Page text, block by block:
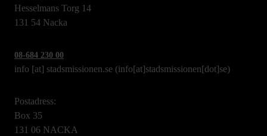
Hesselmans Torg 14
131 54 Nacka
08-684 230 00
info [at] stadsmissionen.se (info[at]stadsmissionen[dot]se)
Postadress:
Box 35
131 06 NACKA